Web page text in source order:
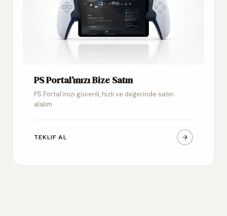
PS Portal’ınızı Bize Satın
PS Portal’ınızı güvenli, hızlı ve değerinde satın
alalım
TEKLIF AL